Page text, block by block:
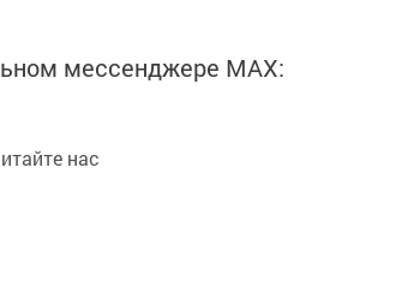
мессенджере MАХ:
нас